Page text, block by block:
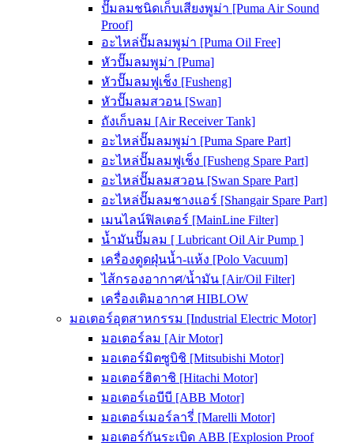
ปั๊มลมชนิดเก็บเสียงพูม่า [Puma Air Sound
Proof]
อะไหล่ปั๊มลมพูม่า [Puma Oil Free]
หัวปั๊มลมพูม่า [Puma]
หัวปั๊มลมฟูเช็ง [Fusheng]
หัวปั๊มลมสวอน [Swan]
ถังเก็บลม [Air Receiver Tank]
อะไหล่ปั๊มลมพูม่า [Puma Spare Part]
อะไหล่ปั๊มลมฟูเช็ง [Fusheng Spare Part]
อะไหล่ปั๊มลมสวอน [Swan Spare Part]
อะไหล่ปั๊มลมชางแอร์ [Shangair Spare Part]
เมนไลน์ฟิลเตอร์ [MainLine Filter]
น้ำมันปั๊มลม [ Lubricant Oil Air Pump ]
เครื่องดูดฝุ่นน้ำ-แห้ง [Polo Vacuum]
ไส้กรองอากาศ/น้ำมัน [Air/Oil Filter]
เครื่องเติมอากาศ HIBLOW
มอเตอร์อุตสาหกรรม [Industrial Electric Motor]
มอเตอร์ลม [Air Motor]
มอเตอร์มิตซูบิชิ [Mitsubishi Motor]
มอเตอร์ฮิตาชิ [Hitachi Motor]
มอเตอร์เอบีบี [ABB Motor]
มอเตอร์เมอร์ลารี่ [Marelli Motor]
มอเตอร์กันระเบิด ABB [Explosion Proof